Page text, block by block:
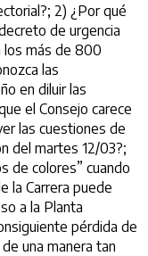
2) ¿Por qué
de urgencia
los más de 800
las
en diluir las
el Consejo carece
las cuestiones de
del martes 12/03?;
de colores” cuando
la Carrera puede
a la Planta
pérdida de
una manera tan